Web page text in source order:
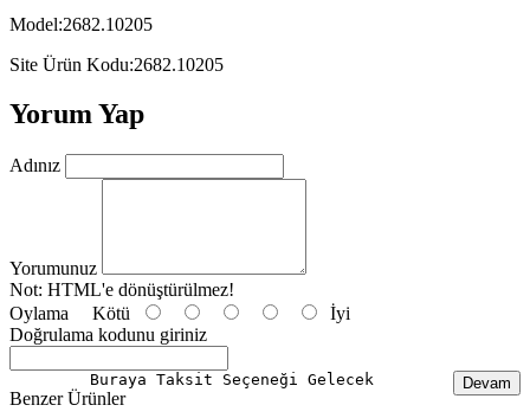
Model:2682.10205
Site Ürün Kodu:2682.10205
Yorum Yap
Adınız
Yorumunuz
Not: HTML'e dönüştürülmez!
Oylama Kötü
İyi
Doğrulama kodunu giriniz
Devam
Buraya Taksit Seçeneği Gelecek
Benzer Ürünler